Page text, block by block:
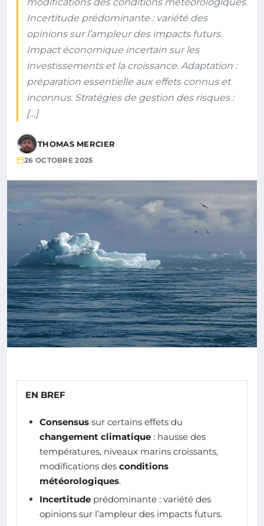
Incertitude prédominante : variété des
opinions sur l’ampleur des impacts futurs.
Impact économique incertain sur les
investissements et la croissance. Adaptation :
préparation essentielle aux effets connus et
inconnus. Stratégies de gestion des risques :
[…]
THOMAS MERCIER
26 OCTOBRE 2025
EN BREF
Consensus sur certains effets du
changement climatique : hausse des
températures, niveaux marins croissants,
modifications des conditions
météorologiques.
Incertitude prédominante : variété des
opinions sur l’ampleur des impacts futurs.